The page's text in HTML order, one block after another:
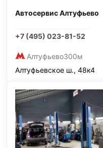
Автосервис Алтуфьево
+7 (495) 023-81-52
Алтуфьево300м
Алтуфьевское ш., 48к4